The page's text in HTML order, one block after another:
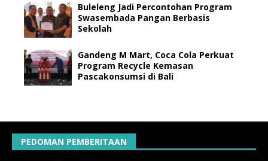
Buleleng Jadi Percontohan Program
Swasembada Pangan Berbasis
Sekolah
Gandeng M Mart, Coca Cola Perkuat
Program Recycle Kemasan
Pascakonsumsi di Bali
PEDOMAN PEMBERITAAN